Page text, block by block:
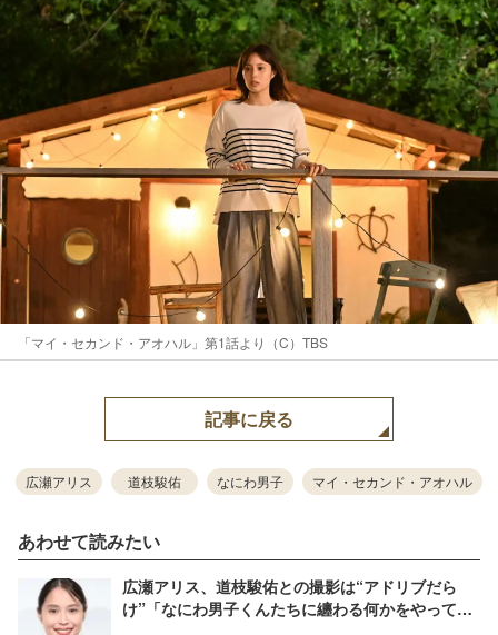
「マイ・セカンド・アオハル」第1話より（C）TBS
記事に戻る
広瀬アリス 道枝駿佑 なにわ男子 マイ・セカンド・アオハル
あわせて読みたい
広瀬アリス、道枝駿佑との撮影は“アドリブだら
け”「なにわ男子くんたちに纏わる何かをやってみ